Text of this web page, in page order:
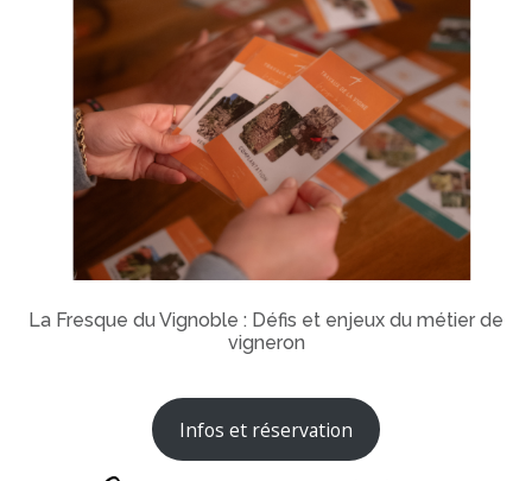
La Fresque du Vignoble : Défis et enjeux du métier de
vigneron
Infos et réservation